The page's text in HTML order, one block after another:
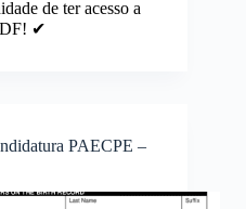
de ter acesso a
✔
PAECPE –